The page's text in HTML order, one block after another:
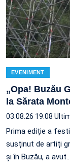
EVENIMENT
„Opa! Buzău
la Sărata
03.08.26 19:08
Prima ediție a
susținut de artiți
și în Buzău, a avut…